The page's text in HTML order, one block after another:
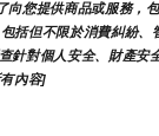
向您提供商品或服務
括但不限於消費糾紛
針對個人安全、財產
內容]